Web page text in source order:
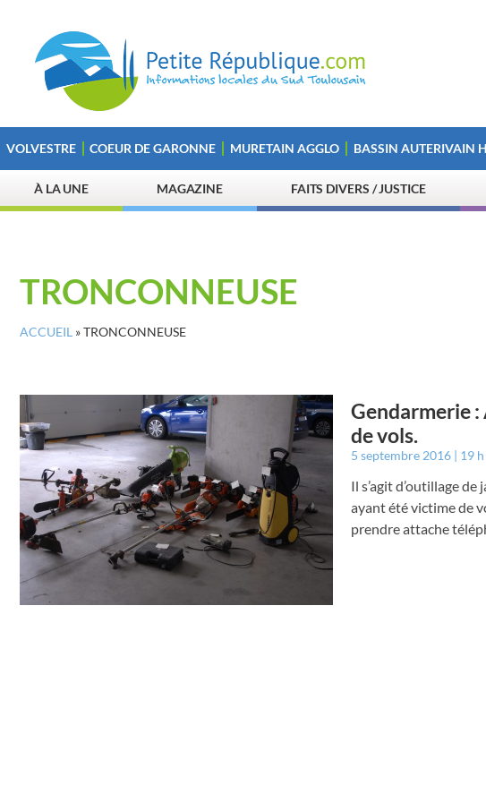
VOLVESTRE COEUR DE GARONNE MURETAIN AGGLO BASSIN AUTERIVAIN
À LA UNE MAGAZINE FAITS DIVERS / JUSTICE
TRONCONNEUSE
ACCUEIL »TRONCONNEUSE
Gendarmerie
de vols.
5 septembre 2016 19
Il s’agit d’outillage
ayant été victime de
prendre attache